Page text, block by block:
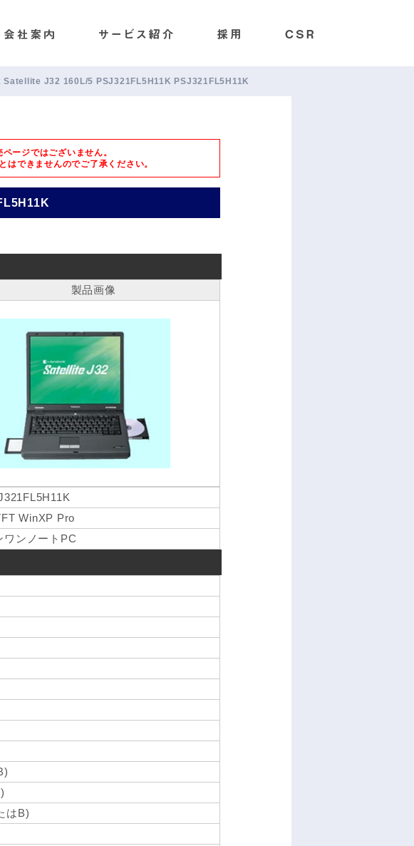
J32 160L/5 PSJ321FL5H11K PSJ321FL5H11K
ージではございません。
はできませんのでご了承ください。
製品画像
WinXP Pro
ワンノートPC
はB)